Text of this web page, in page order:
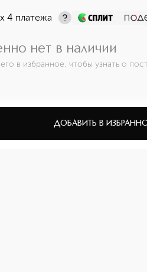
х 4 платежа
нет в наличии
в избранное, чтобы узнать о
ДОБАВИТЬ В